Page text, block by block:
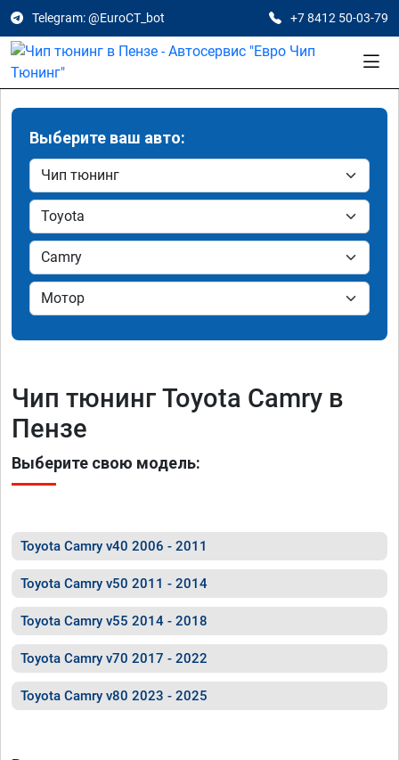
Telegram: @EuroCT_bot +7 8412 50-03-79
Выберите ваш авто:
Чип тюнинг Toyota Camry в
Пензе
Выберите свою модель:
Toyota Camry v40 2006 - 2011
Toyota Camry v50 2011 - 2014
Toyota Camry v55 2014 - 2018
Toyota Camry v70 2017 - 2022
Toyota Camry v80 2023 - 2025